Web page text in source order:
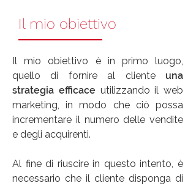
Il mio obiettivo
Il mio obiettivo è in primo luogo,
quello di fornire al cliente una
strategia efficaceutilizzando il web
marketing, in modo che ciò possa
incrementare il numero delle vendite
e degli acquirenti.
Al fine di riuscire in questo intento, è
necessario che il cliente disponga di